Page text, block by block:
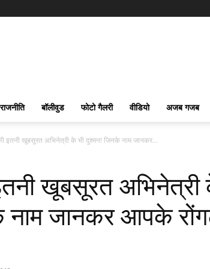
राजनीति बॉलीवुड फोटो गैलरी वीडियो अजब गजब
इतनी खूबसूरत अभिनेत्री के भी दुश्मन! जिनके नाम जानकर...
खूबसूरत अभिनेत्री
नाम जानकर आपके